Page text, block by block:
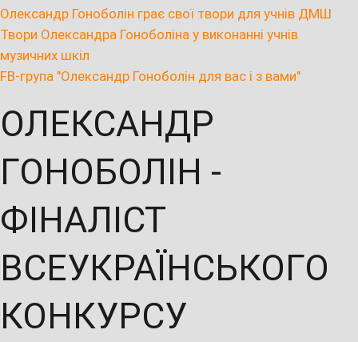
Олександр Гоноболін грає свої твори для учнів ДМШ
Твори Олександра Гоноболіна у виконанні учнів
музичних шкіл
FB-група "Олександр Гоноболін для вас і з вами"
ОЛЕКСАНДР
ГОНОБОЛІН -
ФІНАЛІСТ
ВСЕУКРАЇНСЬКОГО
КОНКУРСУ